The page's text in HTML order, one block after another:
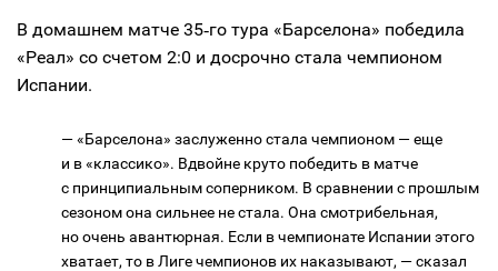
В домашнем матче 35‑го тура «Барселона» победила
«Реал» со счетом 2:0 и досрочно стала чемпионом
Испании.
— «Барселона» заслуженно стала чемпионом — еще
и в «классико». Вдвойне круто победить в матче
с принципиальным соперником. В сравнении с прошлым
сезоном она сильнее не стала. Она смотрибельная,
но очень авантюрная. Если в чемпионате Испании этого
хватает, то в Лиге чемпионов их наказывают, — сказал